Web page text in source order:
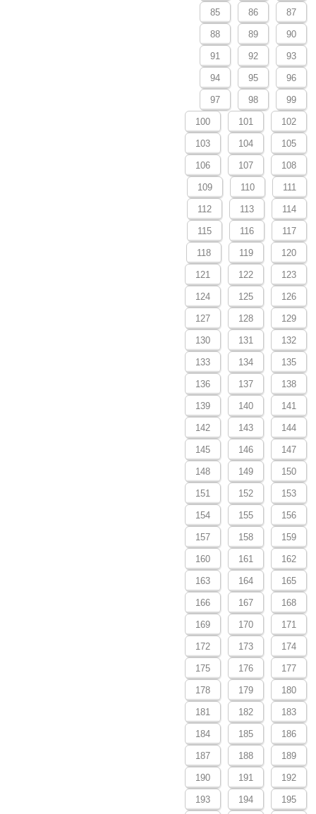
85 86 87
88 89 90
91 92 93
94 95 96
97 98 99
100 101 102
103 104 105
106 107 108
109 110 111
112 113 114
115 116 117
118 119 120
121 122 123
124 125 126
127 128 129
130 131 132
133 134 135
136 137 138
139 140 141
142 143 144
145 146 147
148 149 150
151 152 153
154 155 156
157 158 159
160 161 162
163 164 165
166 167 168
169 170 171
172 173 174
175 176 177
178 179 180
181 182 183
184 185 186
187 188 189
190 191 192
193 194 195